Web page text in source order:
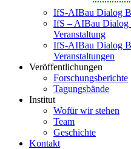
IfS-AIBau Dialog
IfS – AIBau Dialog
Veranstaltung
IfS-AIBau Dialog
Veranstaltungen
Veröffentlichungen
Forschungsberichte
Tagungsbände
Institut
Wofür wir stehen
Team
Geschichte
Kontakt